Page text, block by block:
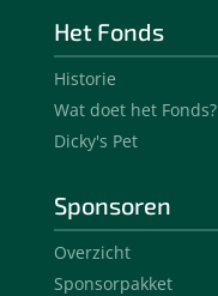
Het Fonds
Historie
Wat doet het Fonds?
Dicky's Pet
Sponsoren
Overzicht
Sponsorpakket